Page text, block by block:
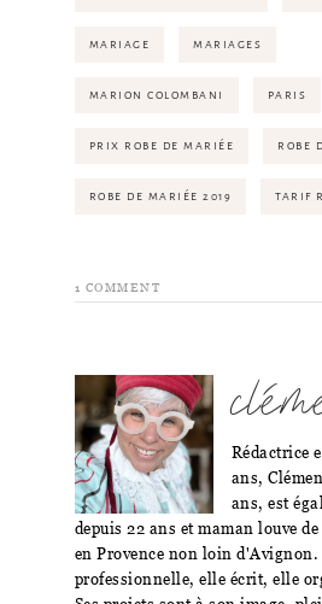
MARIAGE MARIAGES
MARION COLOMBANI PARIS
PRIX ROBE DE MARIÉE ROBE
ROBE DE MARIÉE 2019 TARIF
1 COMMENT
Rédactrice
ans,
ans, est
depuis 22 ans et maman louve
en Provence non loin d'Avignon.
professionnelle, elle écrit, elle